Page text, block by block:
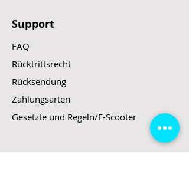
Support
FAQ
Rücktrittsrecht
Rücksendung
Zahlungsarten
Gesetzte und Regeln/E-Scooter
Shop